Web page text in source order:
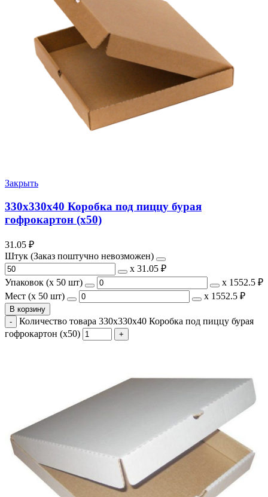
Закрыть
330х330х40 Коробка под пиццу бурая
гофрокартон (х50)
31.05 ₽
Штук (Заказ поштучно невозможен)
х 31.05 ₽
Упаковок (x 50 шт)
х 1552.5 ₽
Мест (x 50 шт)
х 1552.5 ₽
В корзину
Количество товара 330х330х40 Коробка под пиццу бурая
гофрокартон (х50)